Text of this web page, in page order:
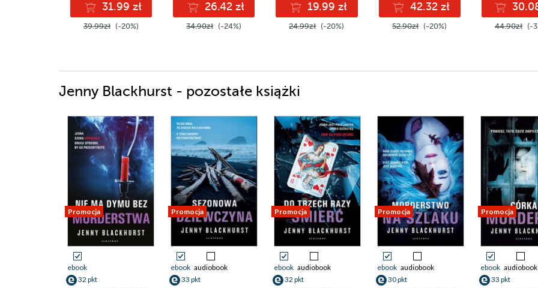
31.99 zł
39.99zł (-20%)
26.42 zł
34.90zł (-24%)
19.99 zł
24.99zł (-20%)
42.32 zł
52.90zł (-20%) 44.90zł (-
Jenny Blackhurst - pozostałe książki
Promocja
ebook
32 pkt
Promocja
ebook audiobook
33 pkt
Promocja
ebook audiobook
32 pkt
Promocja
ebook audiobook
30 pkt
Promocja
ebook audiobook
33 pkt